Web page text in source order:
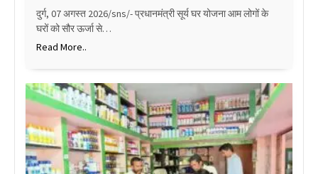
दुर्ग, 07 अगस्त 2026/sns/- प्रधानमंत्री सूर्य घर योजना आम लोगों के
घरों को सौर ऊर्जा से…
Read More..